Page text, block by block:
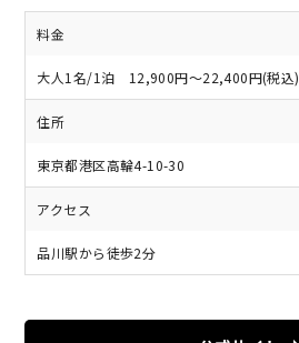
料金
大人1名/1泊 12,900円～22,400円(税込)
住所
東京都港区高輪4-10-30
アクセス
品川駅から徒歩2分